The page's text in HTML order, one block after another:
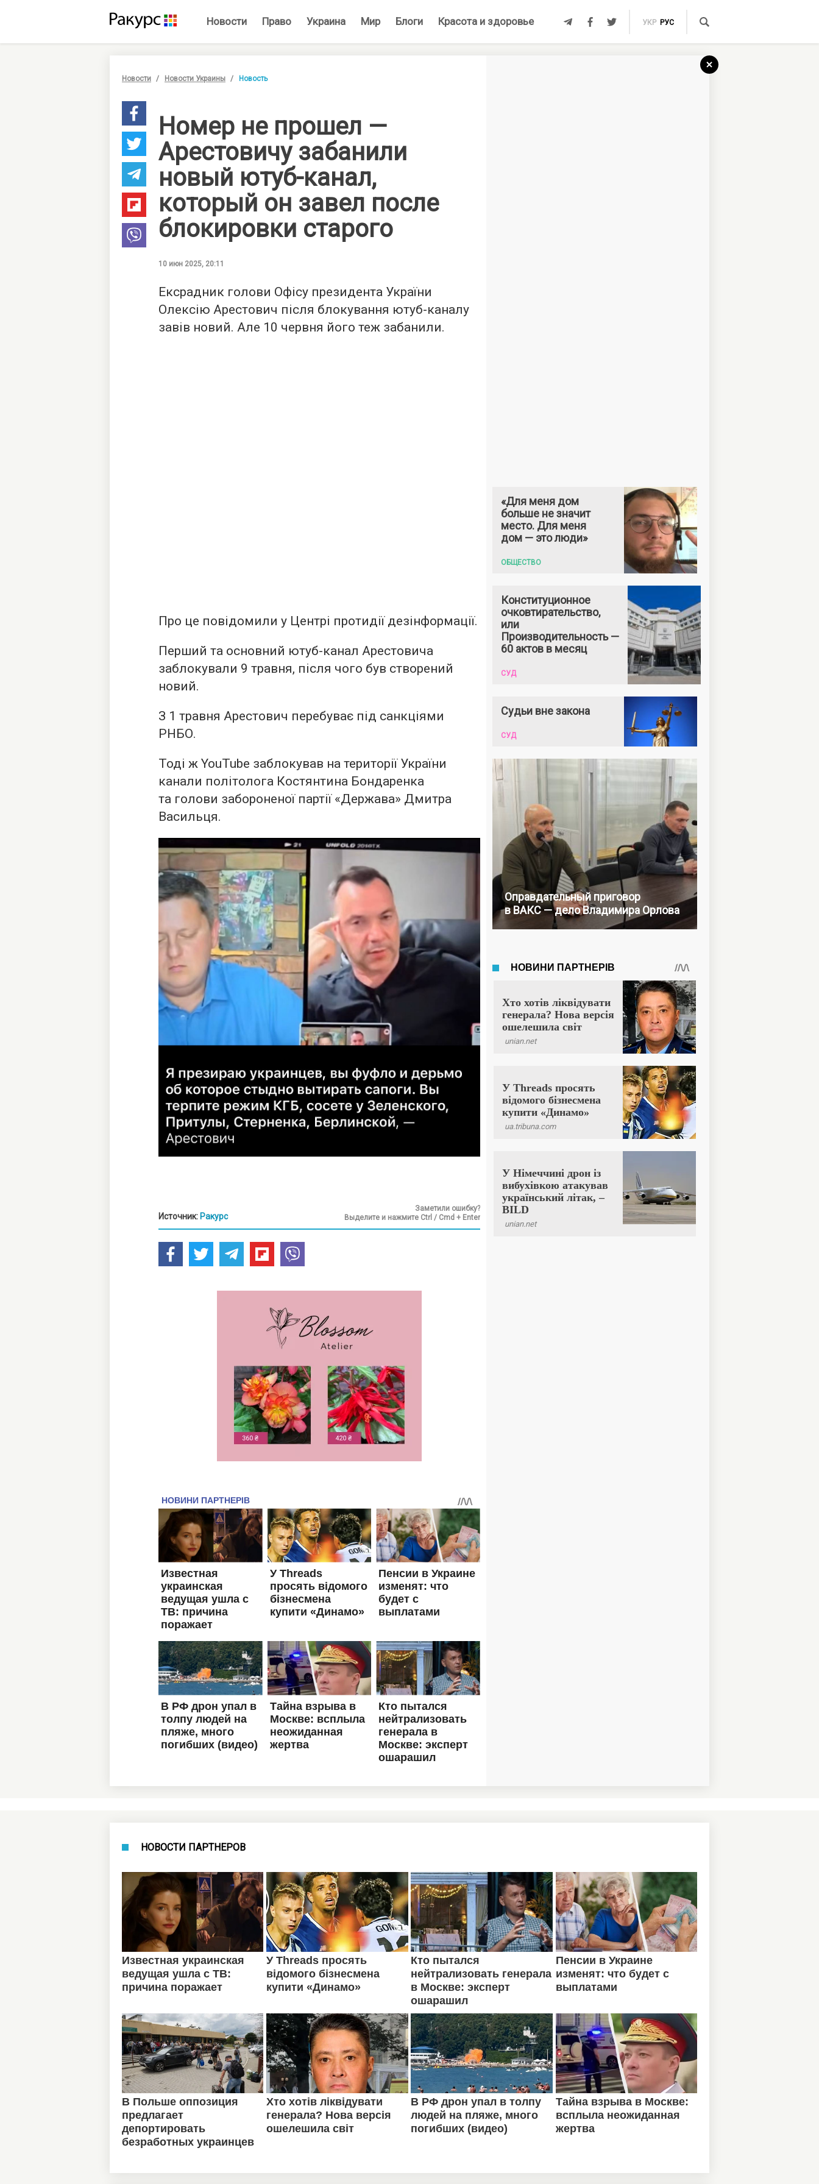
Новости Право Украина Мир Блоги Красота и здоровье УКР РУС
Новости Новости Украины Новость
Номер не прошел —
Арестовичу забанили
новый ютуб-канал,
который он завел после
блокировки старого
10 июн 2025, 20:11
Ексрадник голови Офісу президента України
Олексію Арестович після блокування ютуб-каналу
завів новий. Але 10 червня його теж забанили.
Про це повідомили у Центрі протидії дезінформації.
Перший та основний ютуб-канал Арестовича
заблокували 9 травня, після чого був створений
новий.
З 1 травня Арестович перебуває під санкціями
РНБО.
Тоді ж YouTube заблокував на території України
канали політолога Костянтина Бондаренка
та голови забороненої партії «Держава» Дмитра
Васильця.
Источник: Ракурс
Заметили ошибку?
Выделите и нажмите Ctrl / Cmd + Enter
«Для меня дом
больше не значит
место. Для меня
дом — это люди»
ОБЩЕСТВО
Конституционное
очковтирательство,
или
Производительность —
60 актов в месяц
СУД
Судьи вне закона
СУД
Оправдательный приговор
в ВАКС — дело Владимира Орлова
НОВОСТИ ПАРТНЕРОВ